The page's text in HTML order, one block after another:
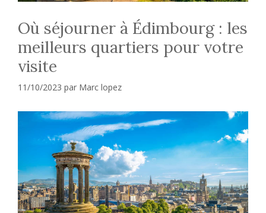
Où séjourner à Édimbourg : les
meilleurs quartiers pour votre
visite
11/10/2023 par Marc lopez